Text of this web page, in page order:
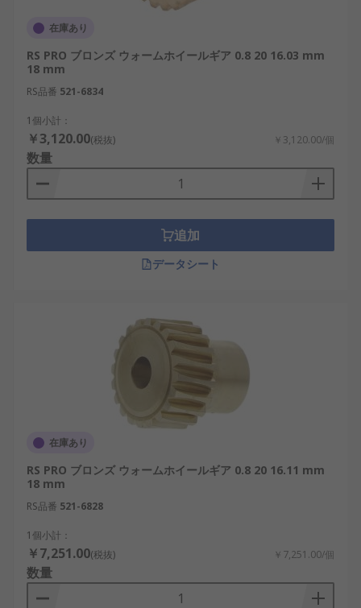
在庫あり
RS PRO ブロンズ ウォームホイールギア 0.8 20 16.03 mm
18 mm
RS品番 521-6834
1個小計：
￥3,120.00(税抜) ￥3,120.00/個
数量
追加
データシート
在庫あり
RS PRO ブロンズ ウォームホイールギア 0.8 20 16.11 mm
18 mm
RS品番 521-6828
1個小計：
￥7,251.00(税抜) ￥7,251.00/個
数量